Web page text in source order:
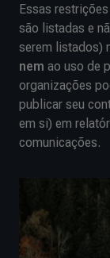
Essas restrições
são listadas e
serem listados)
nem ao uso de
organizações
publicar seu
em si) em
comunicações.